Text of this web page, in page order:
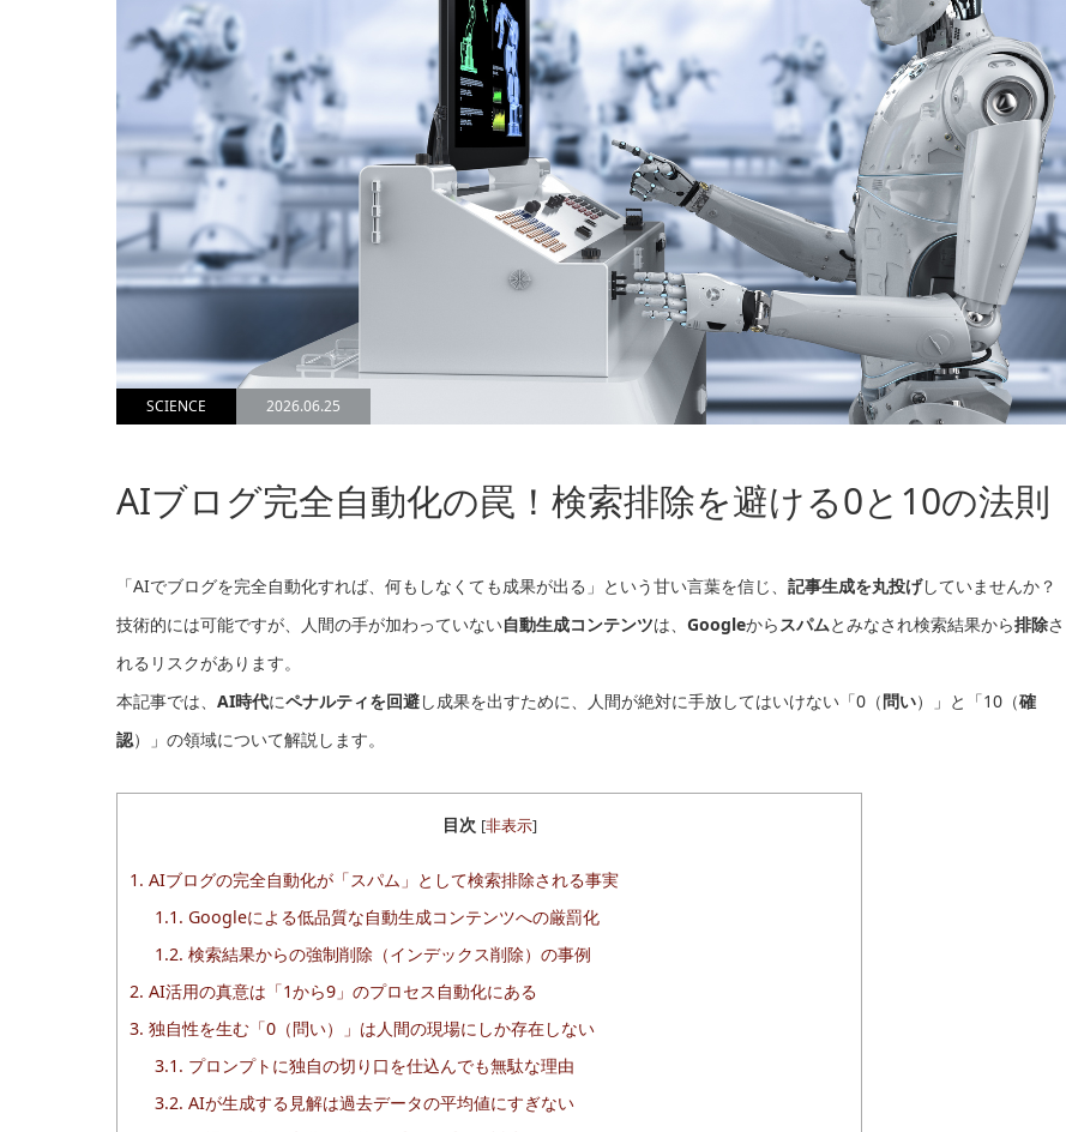
SCIENCE 2026.06.25
AIブログ完全自動化の罠！検索排除を避ける0と10の法則
「AIでブログを完全自動化すれば、何もしなくても成果が出る」という甘い言葉を信じ、 記事生成を丸投げしていませんか？
技術的には可能ですが、人間の手が加わっていない自動生成コンテンツは、 Googleからスパムとみなされ検索結果から排除さ
れるリスクがあります。
本記事では、 AI時代にペナルティを回避し成果を出すために、人間が絶対に手放してはいけない「0（問い）」と「10（確
認）」の領域について解説します。
目次 [非表示]
1. AIブログの完全自動化が「スパム」として検索排除される事実
1.1. Googleによる低品質な自動生成コンテンツへの厳罰化
1.2. 検索結果からの強制削除（インデックス削除）の事例
2. AI活用の真意は「1から9」のプロセス自動化にある
3. 独自性を生む「0（問い）」は人間の現場にしか存在しない
3.1. プロンプトに独自の切り口を仕込んでも無駄な理由
3.2. AIが生成する見解は過去データの平均値にすぎない